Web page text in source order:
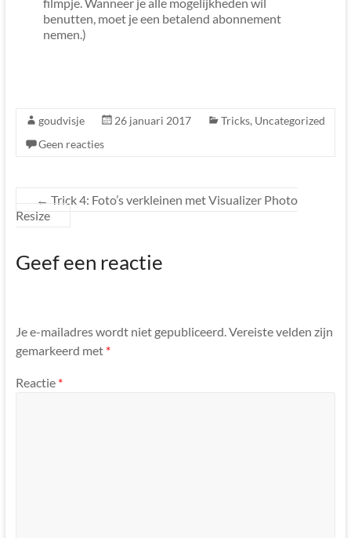
benutten, moet je een betalend abonnement
nemen.)
goudvisje 26 januari 2017 Tricks, Uncategorized
Geen reacties
← Trick 4: Foto’s verkleinen met Visualizer Photo
Resize
Geef een reactie
Je e-mailadres wordt niet gepubliceerd. Vereiste velden zijn
gemarkeerd met *
Reactie *